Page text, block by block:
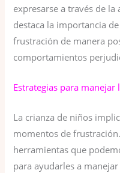
expresarse a través de la
destaca la importancia
frustración de manera
comportamientos
Estrategias para
La crianza de niños
momentos de
herramientas que
para ayudarles a